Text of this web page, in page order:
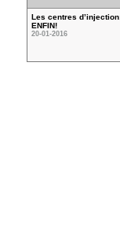
Les centres
ENFIN!
20-01-2016